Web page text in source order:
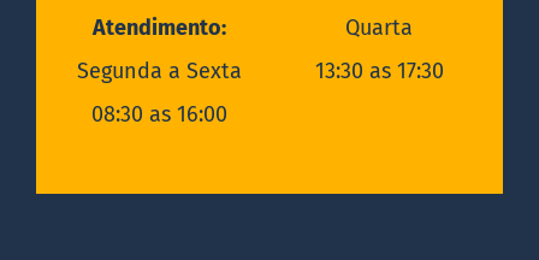
Atendimento:
Segunda a Sexta
08:30 as 16:00
Quarta
13:30 as 17:30